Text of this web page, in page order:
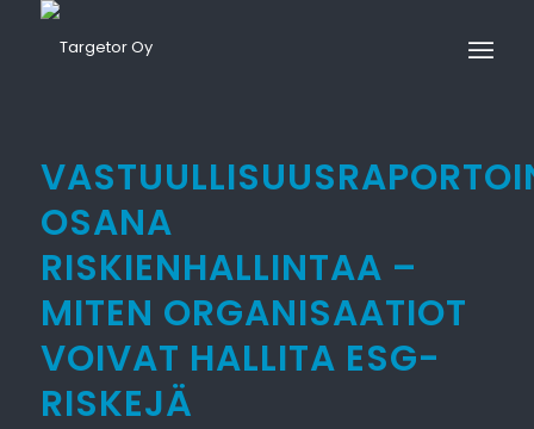
OSANA
RISKIENHALLINTAA –
MITEN ORGANISAATIOT
VOIVAT HALLITA ESG-
RISKEJÄ